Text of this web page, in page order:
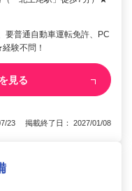
要普通自動車運転免許、PC
験不問！
見る
23 掲載終了日： 2027/01/08